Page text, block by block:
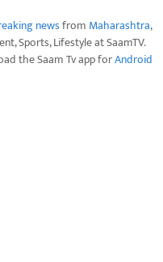
newsfrom Maharashtra,
Sports, Lifestyle at SaamTV.
the Saam Tv app forAndroid